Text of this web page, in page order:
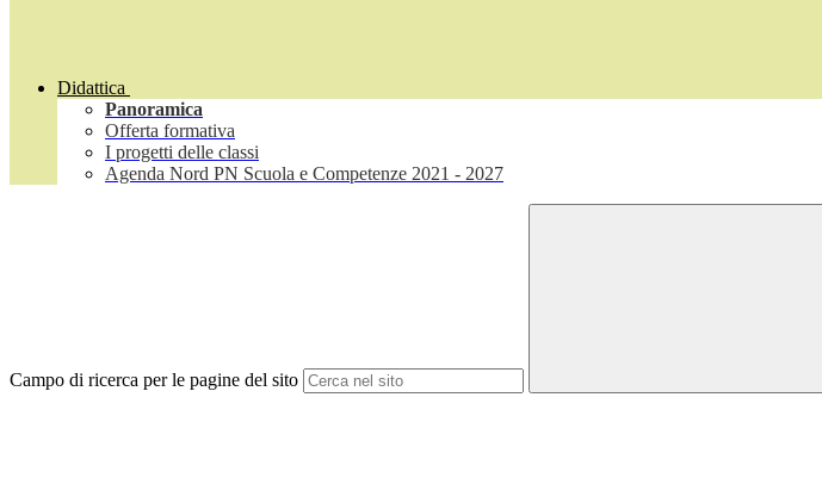
Didattica
Panoramica
Offerta formativa
I progetti delle classi
Agenda Nord PN Scuola e Competenze 2021 - 2027
Campo di ricerca per le pagine del sito